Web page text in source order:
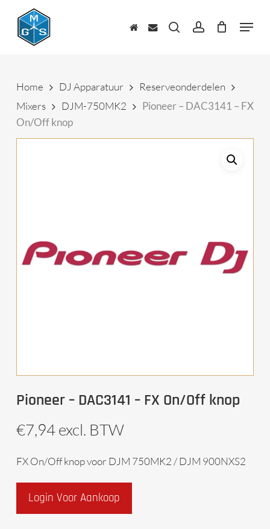
content
zoekenaccount Menu
Home DJ Apparatuur
Reserveonderdelen
Mixers
DJM-750MK2
Pioneer – DAC3141 – FX
On/Off knop
Pioneer – DAC3141 – FX On/Off knop
€7,94excl. BTW
FX On/Off knop voor DJM 750MK2 / DJM 900NXS2
Login Voor Aankoop